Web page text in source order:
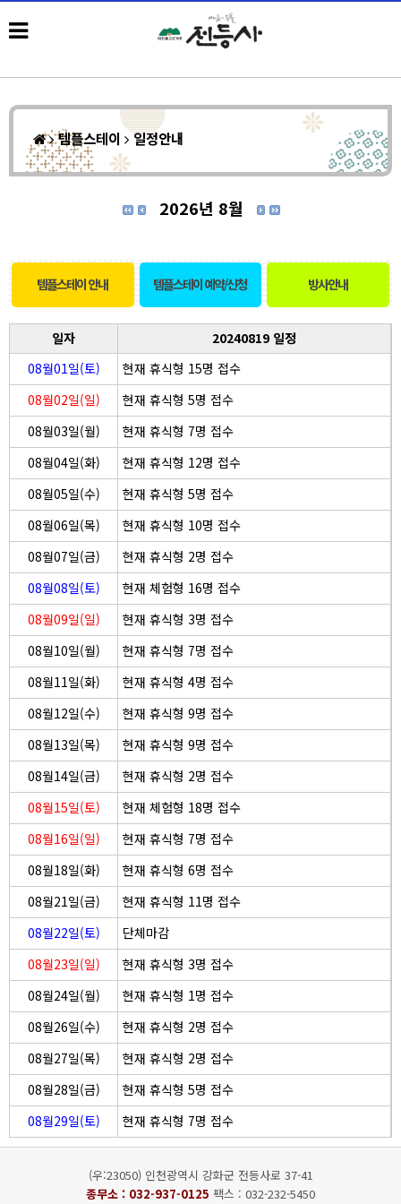
템플스테이 일정안내
2026년 8월
템플스테이 안내 템플스테이 예약/신청 방사안내
일자
20240819 일정
08월01일(토)
현재 휴식형 15명 접수
08월02일(일)
현재 휴식형 5명 접수
08월03일(월)
현재 휴식형 7명 접수
08월04일(화)
현재 휴식형 12명 접수
08월05일(수)
현재 휴식형 5명 접수
08월06일(목)
현재 휴식형 10명 접수
08월07일(금)
현재 휴식형 2명 접수
08월08일(토)
현재 체험형 16명 접수
08월09일(일)
현재 휴식형 3명 접수
08월10일(월)
현재 휴식형 7명 접수
08월11일(화)
현재 휴식형 4명 접수
08월12일(수)
현재 휴식형 9명 접수
08월13일(목)
현재 휴식형 9명 접수
08월14일(금)
현재 휴식형 2명 접수
08월15일(토)
현재 체험형 18명 접수
08월16일(일)
현재 휴식형 7명 접수
08월18일(화)
현재 휴식형 6명 접수
08월21일(금)
현재 휴식형 11명 접수
08월22일(토)
단체마감
08월23일(일)
현재 휴식형 3명 접수
08월24일(월)
현재 휴식형 1명 접수
08월26일(수)
현재 휴식형 2명 접수
08월27일(목)
현재 휴식형 2명 접수
08월28일(금)
현재 휴식형 5명 접수
08월29일(토)
현재 휴식형 7명 접수
(우:23050) 인천광역시 강화군 전등사로 37-41
종무소 : 032-937-0125 팩스 : 032-232-5450